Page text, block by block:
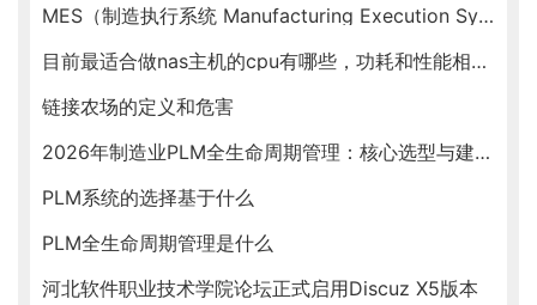
MES（制造执行系统 Manufacturing Execution System）
目前最适合做nas主机的cpu有哪些，功耗和性能相对均衡的
链接农场的定义和危害
2026年制造业PLM全生命周期管理：核心选型与建设指南
PLM系统的选择基于什么
PLM全生命周期管理是什么
河北软件职业技术学院论坛正式启用Discuz X5版本